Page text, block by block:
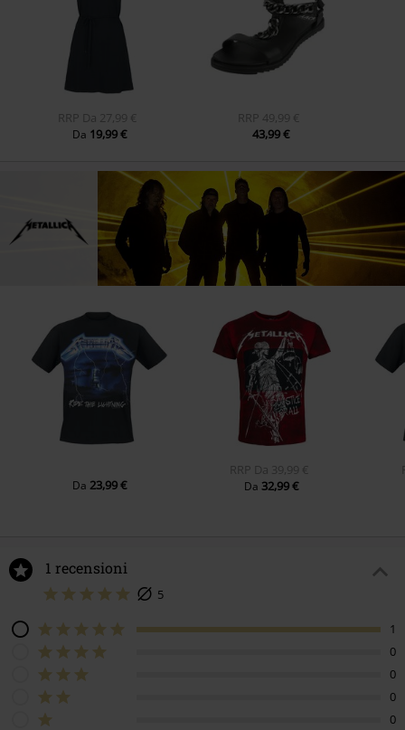
RRP Da 27,99 €
Da 19,99 €
RRP 49,99 €
43,99 €
Da 23,99 €
RRP Da 39,99 €
Da32,99 €
1 recensioni
5
1
0
0
0
0